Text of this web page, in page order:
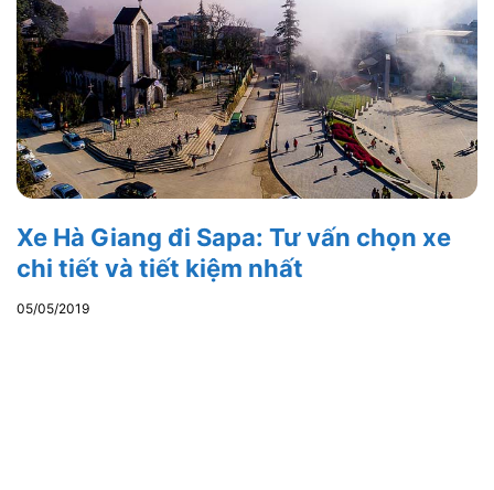
Xe Hà Giang đi Sapa: Tư vấn chọn xe
chi tiết và tiết kiệm nhất
05/05/2019